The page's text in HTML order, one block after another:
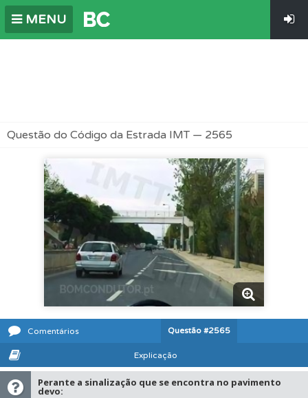
MENU
Questão do Código da Estrada IMT — 2565
Comentários Questão #2565
Explicação
Perante a sinalização que se encontra no pavimento
devo: